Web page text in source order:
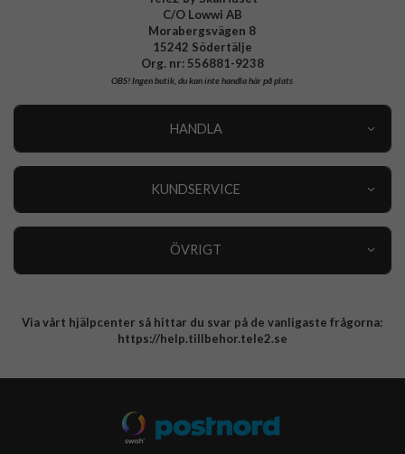
C/O Lowwi AB
Morabergsvägen 8
15242 Södertälje
Org. nr: 556881-9238
OBS!Ingen butik, du kan inte handla här på plats
HANDLA
KUNDSERVICE
ÖVRIGT
Integritetspolicy
Via vårt hjälpcenter så hittar du svar på de vanligaste frågorna:
https://help.tillbehor.tele2.se